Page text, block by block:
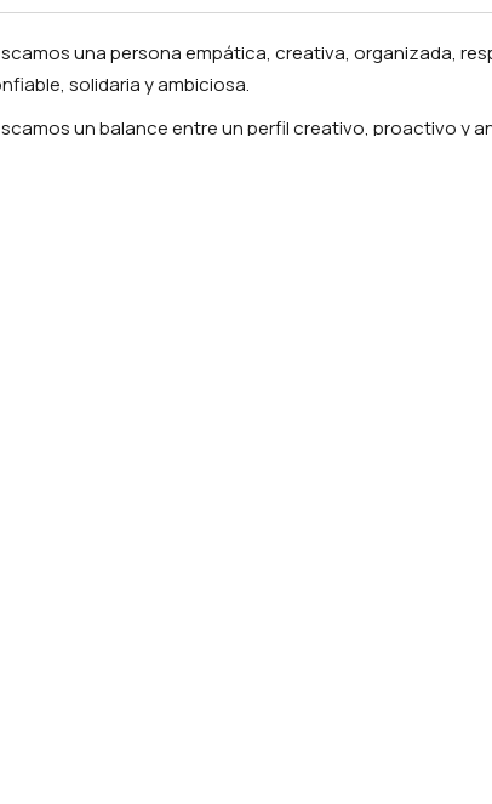
una persona empática, creativa, organizada,
solidaria y ambiciosa.
un balance entre un perfil creativo, proactivo y